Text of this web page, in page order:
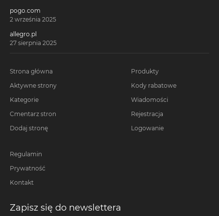
pogo.com
2 września 2025
allegro.pl
27 sierpnia 2025
Strona główna
Aktywne strony
Kategorie
Cmentarz stron
Dodaj stronę
Produkty
Kody rabatowe
Wiadomości
Rejestracja
Logowanie
Regulamin
Prywatność
Kontakt
Zapisz się do newslettera